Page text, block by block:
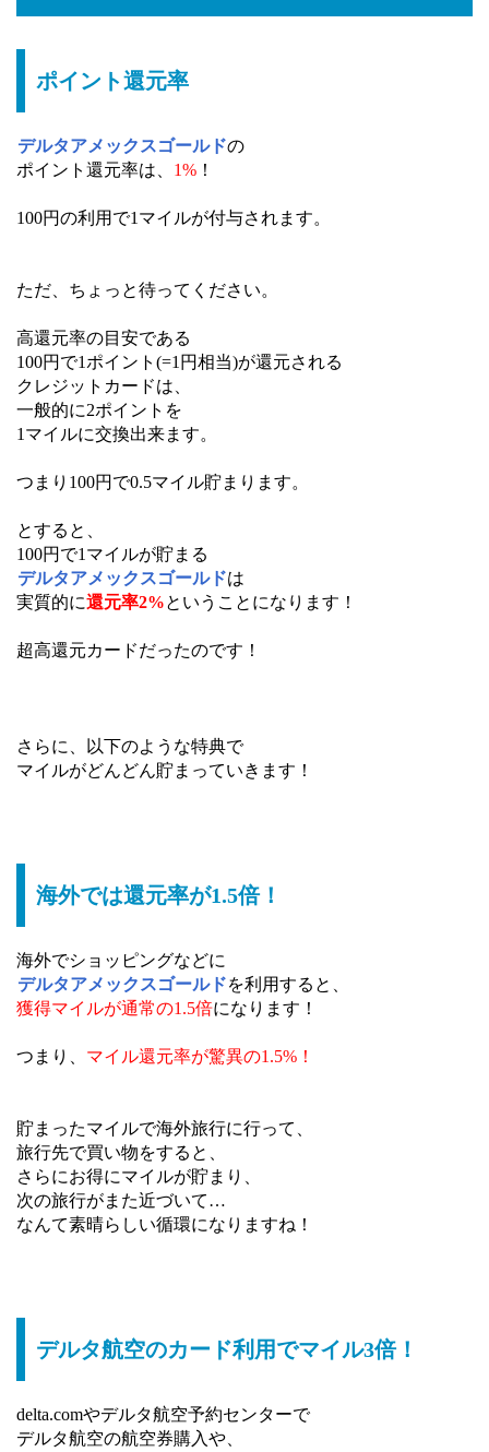
ポイント還元率
デルタアメックスゴールドの
ポイント還元率は、 1% ！
100円の利用で1マイルが付与されます。
ただ、ちょっと待ってください。
高還元率の目安である
100円で1ポイント(=1円相当)が還元される
クレジットカードは、
一般的に2ポイントを
1マイルに交換出来ます。
つまり100円で0.5マイル貯まります。
とすると、
100円で1マイルが貯まる
デルタアメックスゴールドは
実質的に還元率2%ということになります！
超高還元カードだったのです！
さらに、以下のような特典で
マイルがどんどん貯まっていきます！
海外では還元率が1.5倍！
海外でショッピングなどに
デルタアメックスゴールドを利用すると、
獲得マイルが通常の1.5倍になります！
つまり、 マイル還元率が驚異の1.5%！
貯まったマイルで海外旅行に行って、
旅行先で買い物をすると、
さらにお得にマイルが貯まり、
次の旅行がまた近づいて…
なんて素晴らしい循環になりますね！
デルタ航空のカード利用でマイル3倍！
delta.comやデルタ航空予約センターで
デルタ航空の航空券購入や、